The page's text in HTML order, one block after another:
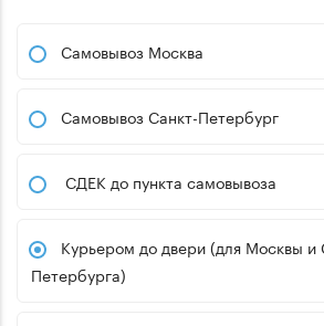
Самовывоз Москва
Самовывоз Санкт-Петербург
СДЕК до пункта самовывоза
Курьером до двери (для Москвы и Санкт-
Петербурга)